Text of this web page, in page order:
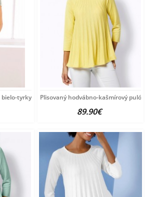
bielo-tyrkysovýPlisovaný hodvábno-kašmírový
89.90€